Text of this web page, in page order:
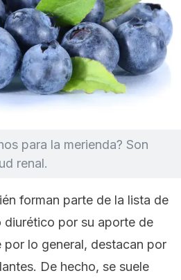
para la merienda? Son
renal.
forman parte de la lista de
diurético por su aporte de
lo general, destacan por
De hecho, se suele